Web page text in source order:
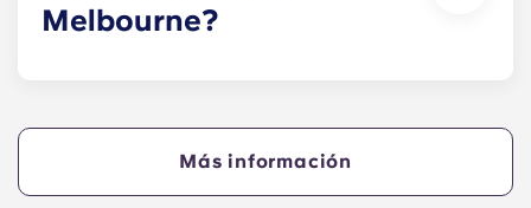
Melbourne?
de acceso bastante altas en la mayoría de las
asignaturas. Los requisitos varían según el curso,
Más información